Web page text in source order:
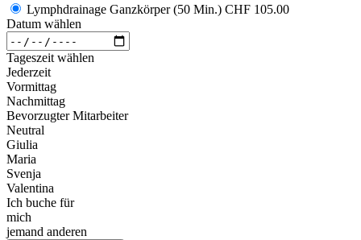
Lymphdrainage Ganzkörper (50 Min.) CHF 105.00
Datum wählen
Tageszeit wählen
Jederzeit
Vormittag
Nachmittag
Bevorzugter Mitarbeiter
Neutral
Giulia
Maria
Svenja
Valentina
Ich buche für
mich
jemand anderen